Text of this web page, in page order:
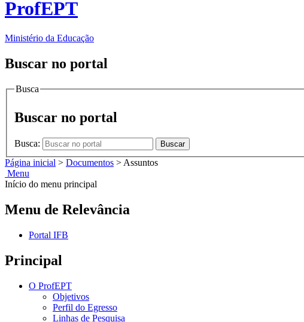
ProfEPT
Ministério da Educação
Buscar no portal
Busca
Buscar no portal
Busca: Buscar
Página inicial > Documentos > Assuntos
Menu
Início do menu principal
Menu de Relevância
Portal IFB
Principal
O ProfEPT
Objetivos
Perfil do Egresso
Linhas de Pesquisa